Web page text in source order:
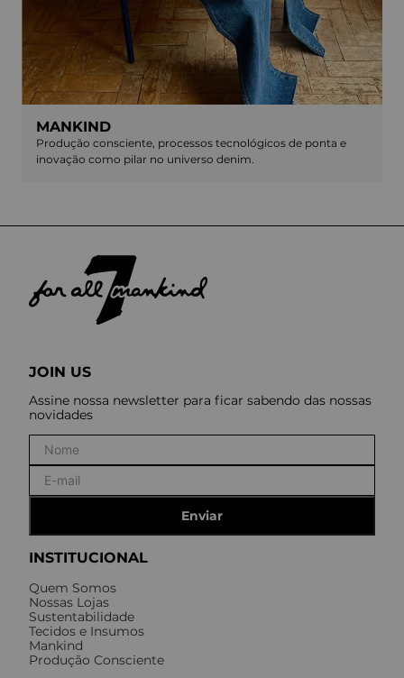
MANKIND
Produção consciente, processos tecnológicos de ponta e
inovação como pilar no universo denim.
INSTITUCIONAL
Quem Somos
Nossas Lojas
Sustentabilidade
Tecidos e Insumos
Mankind
Produção Consciente
JOIN US
Assine nossa newsletter para ficar sabendo das nossas
novidades
Enviar